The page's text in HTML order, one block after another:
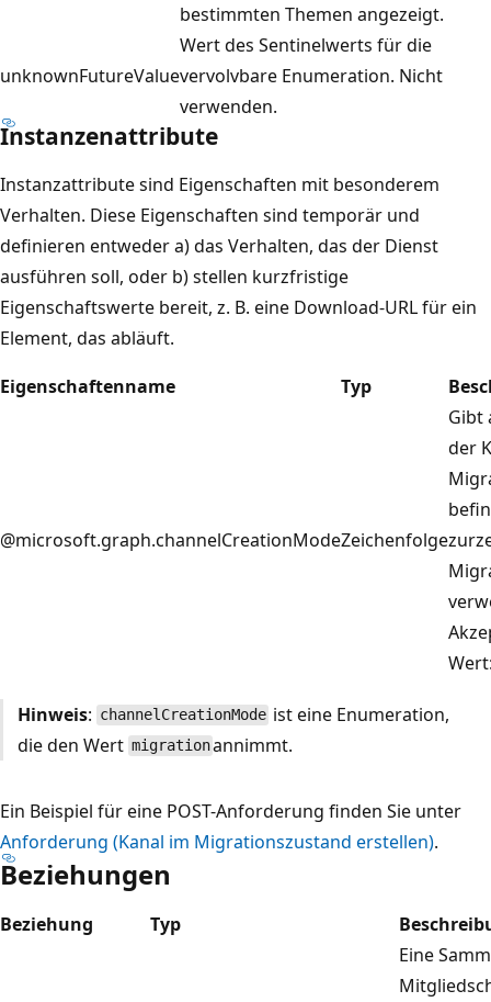
bestimmten Themen angezeigt.
unknownFutureValue
Wert des Sentinelwerts für die
vervolvbare Enumeration. Nicht
verwenden.
Instanzenattribute
Instanzattribute sind Eigenschaften mit besonderem
Verhalten. Diese Eigenschaften sind temporär und
definieren entweder a) das Verhalten, das der Dienst
ausführen soll, oder b) stellen kurzfristige
Eigenschaftswerte bereit, z. B. eine Download-URL für ein
Element, das abläuft.
Eigenschaftenname
Typ
@microsoft.graph.channelCreationModeZeichenfolge
Gibt
der
Hinweis: channelCreationMode ist eine Enumeration,
die den Wert migrationannimmt.
Ein Beispiel für eine POST-Anforderung finden Sie unter
Anforderung (Kanal im Migrationszustand erstellen).
Beziehungen
Beziehung Typ
Eine